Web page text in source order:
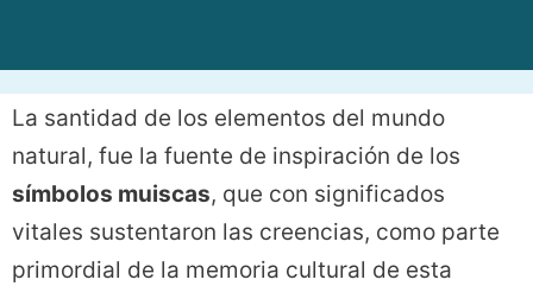
La santidad de los elementos del mundo
natural, fue la fuente de inspiración de los
símbolos muiscas, que con significados
vitales sustentaron las creencias, como parte
primordial de la memoria cultural de esta